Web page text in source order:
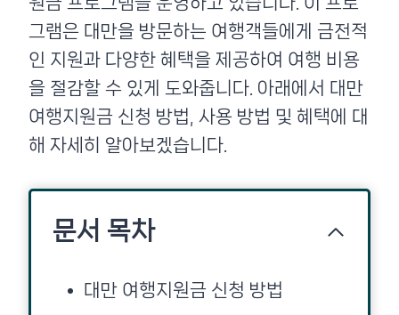
그램은 대만을 방문하는 여행객들에게 금전적
인 지원과 다양한 혜택을 제공하여 여행 비용
을 절감할 수 있게 도와줍니다. 아래에서 대만
여행지원금 신청 방법, 사용 방법 및 혜택에 대
해 자세히 알아보겠습니다.
문서 목차
대만 여행지원금 신청 방법